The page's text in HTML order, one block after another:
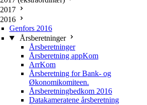
2017
2016
Genfors 2016
Årsberetninger
Årsberetninger
Årsberetning appKom
ArrKom
Årsberetning for Bank- og
Økonomikomiteen.
Årsberetningbedkom 2016
Datakameratene årsberetning